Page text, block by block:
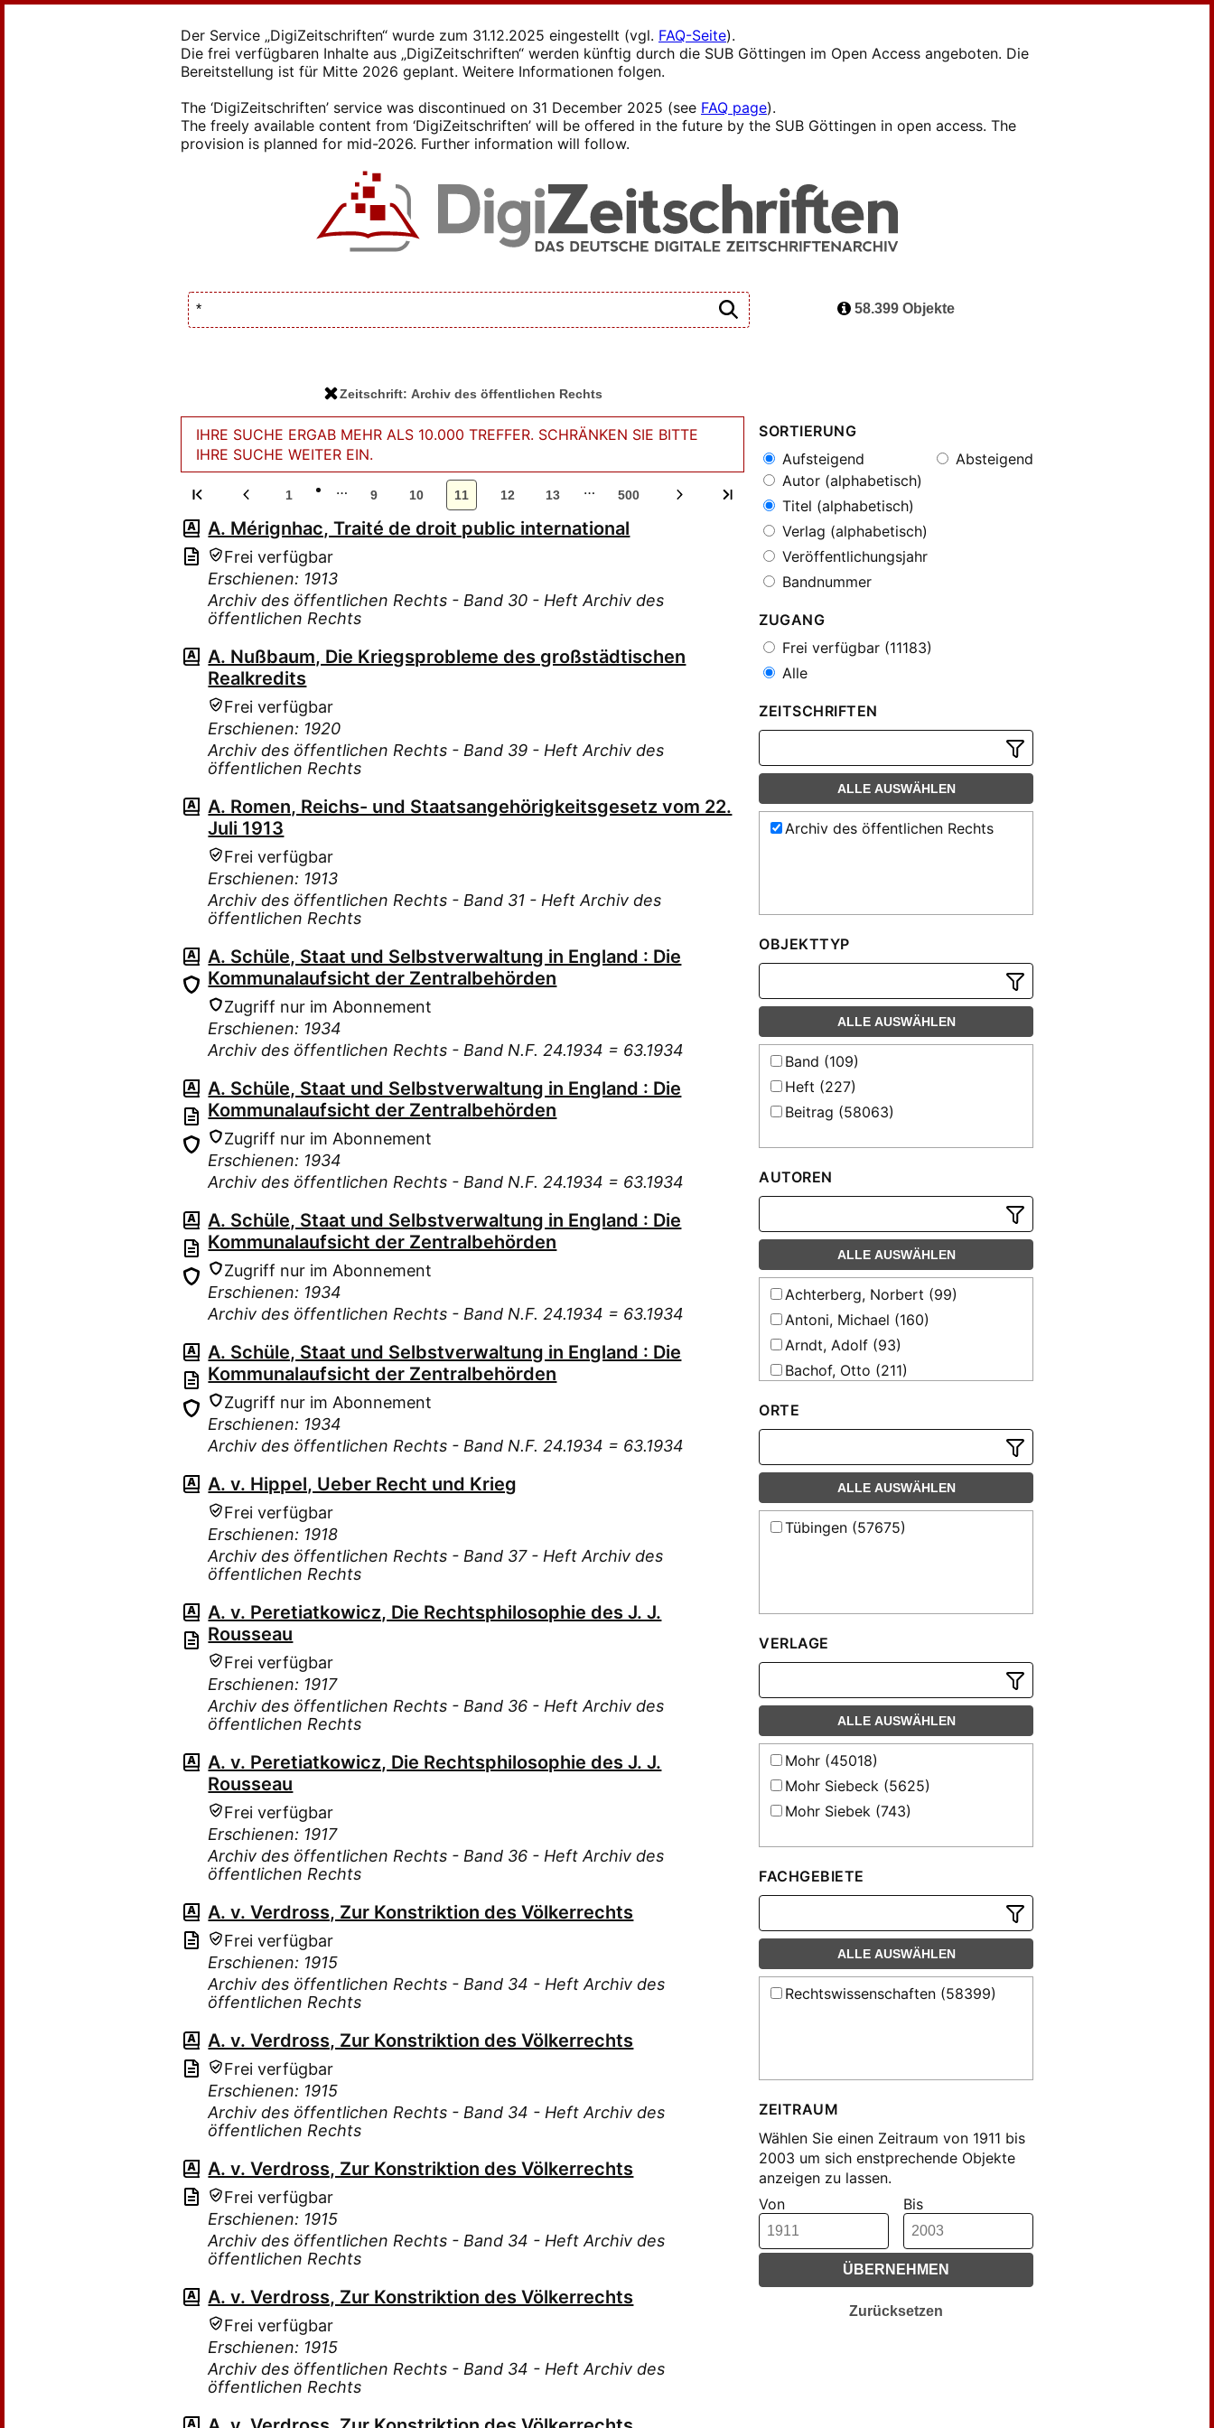
Der Service „DigiZeitschriften“ wurde zum 31.12.2025 eingestellt (vgl. FAQ-Seite).
Die frei verfügbaren Inhalte aus „DigiZeitschriften“ werden künftig durch die SUB Göttingen im Open Access angeboten. Die
Bereitstellung ist für Mitte 2026 geplant. Weitere Informationen folgen.
The ‘DigiZeitschriften’ service was discontinued on 31 December 2025 (see FAQ page).
The freely available content from ‘DigiZeitschriften’ will be offered in the future by the SUB Göttingen in open access. The
provision is planned for mid-2026. Further information will follow.
Zeitschrift: Archiv des öffentlichen Rechts
58.399 Objekte
IHRE SUCHE ERGAB MEHR ALS 10.000 TREFFER. SCHRÄNKEN SIE BITTE
IHRE SUCHE WEITER EIN.
1 … 9 10 11 12 13 … 500
A. Mérignhac, Traité de droit public international
Frei verfügbar
Erschienen: 1913
Archiv des öffentlichen Rechts - Band 30 - Heft Archiv des
öffentlichen Rechts
A. Nußbaum, Die Kriegsprobleme des großstädtischen
Realkredits
Frei verfügbar
Erschienen: 1920
Archiv des öffentlichen Rechts - Band 39 - Heft Archiv des
öffentlichen Rechts
A. Romen, Reichs- und Staatsangehörigkeitsgesetz vom 22.
Juli 1913
Frei verfügbar
Erschienen: 1913
Archiv des öffentlichen Rechts - Band 31 - Heft Archiv des
öffentlichen Rechts
A. Schüle, Staat und Selbstverwaltung in England : Die
Kommunalaufsicht der Zentralbehörden
Zugriff nur im Abonnement
Erschienen: 1934
Archiv des öffentlichen Rechts - Band N.F. 24.1934 = 63.1934
A. Schüle, Staat und Selbstverwaltung in England : Die
Kommunalaufsicht der Zentralbehörden
Zugriff nur im Abonnement
Erschienen: 1934
Archiv des öffentlichen Rechts - Band N.F. 24.1934 = 63.1934
A. Schüle, Staat und Selbstverwaltung in England : Die
Kommunalaufsicht der Zentralbehörden
Zugriff nur im Abonnement
Erschienen: 1934
Archiv des öffentlichen Rechts - Band N.F. 24.1934 = 63.1934
A. Schüle, Staat und Selbstverwaltung in England : Die
Kommunalaufsicht der Zentralbehörden
Zugriff nur im Abonnement
Erschienen: 1934
Archiv des öffentlichen Rechts - Band N.F. 24.1934 = 63.1934
A. v. Hippel, Ueber Recht und Krieg
Frei verfügbar
Erschienen: 1918
Archiv des öffentlichen Rechts - Band 37 - Heft Archiv des
öffentlichen Rechts
A. v. Peretiatkowicz, Die Rechtsphilosophie des J. J.
Rousseau
Frei verfügbar
Erschienen: 1917
Archiv des öffentlichen Rechts - Band 36 - Heft Archiv des
öffentlichen Rechts
A. v. Peretiatkowicz, Die Rechtsphilosophie des J. J.
Rousseau
Frei verfügbar
Erschienen: 1917
Archiv des öffentlichen Rechts - Band 36 - Heft Archiv des
öffentlichen Rechts
A. v. Verdross, Zur Konstriktion des Völkerrechts
Frei verfügbar
Erschienen: 1915
Archiv des öffentlichen Rechts - Band 34 - Heft Archiv des
öffentlichen Rechts
A. v. Verdross, Zur Konstriktion des Völkerrechts
Frei verfügbar
Erschienen: 1915
Archiv des öffentlichen Rechts - Band 34 - Heft Archiv des
öffentlichen Rechts
A. v. Verdross, Zur Konstriktion des Völkerrechts
Frei verfügbar
Erschienen: 1915
Archiv des öffentlichen Rechts - Band 34 - Heft Archiv des
öffentlichen Rechts
A. v. Verdross, Zur Konstriktion des Völkerrechts
Frei verfügbar
Erschienen: 1915
Archiv des öffentlichen Rechts - Band 34 - Heft Archiv des
öffentlichen Rechts
SORTIERUNG
Aufsteigend
Absteigend
Autor (alphabetisch)
Titel (alphabetisch)
Verlag (alphabetisch)
Veröffentlichungsjahr
Bandnummer
ZUGANG
Frei verfügbar (11183)
Alle
ZEITSCHRIFTEN
ALLE AUSWÄHLEN
Archiv des öffentlichen Rechts
OBJEKTTYP
ALLE AUSWÄHLEN
Band (109)
Heft (227)
Beitrag (58063)
AUTOREN
ALLE AUSWÄHLEN
Achterberg, Norbert (99)
Antoni, Michael (160)
Arndt, Adolf (93)
Bachof, Otto (211)
Bethge, Herbert (201)
Bilfinger, Carl (90)
Blankenagel, Alexander (126)
Bornhak, Conrad (153)
Detterbeck, Steffen (140)
Engel, Christoph (151)
Evers, Hans-Ulrich (95)
Feuchte, Paul (121)
Friedrich, Manfred (105)
Gerber, Hans (280)
Glaeser, Walter Schmitt (181)
Goerlich, Helmut (98)
Hahn, Georg (300)
Heckel, Johannes (217)
Hellmuth, H. (93)
Hensel, Albert (114)
Hesse, Konrad (178)
Hollerbach, Alexander (182)
Holstein, Günther (206)
Huber, Ernst Rudolf (142)
Huber, Peter M. (213)
Ipsen, Hans Peter (383)
Jarass, Hans D. (181)
Jellinek, Walter (185)
Jesch, Dietrich (127)
Kelsen, Hans (201)
ORTE
ALLE AUSWÄHLEN
Tübingen (57675)
VERLAGE
ALLE AUSWÄHLEN
Mohr (45018)
Mohr Siebeck (5625)
Mohr Siebek (743)
FACHGEBIETE
ALLE AUSWÄHLEN
Rechtswissenschaften (58399)
ZEITRAUM
Wählen Sie einen Zeitraum von 1911 bis
2003 um sich enstprechende Objekte
anzeigen zu lassen.
Von
Bis
ÜBERNEHMEN
Zurücksetzen